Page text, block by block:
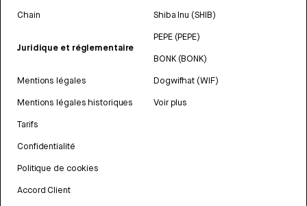
Chain
Juridique et réglementaire
Mentions légales
Mentions légales historiques
Tarifs
Confidentialité
Politique de cookies
Accord Client
Shiba Inu (SHIB)
PEPE (PEPE)
BONK (BONK)
Dogwifhat (WIF)
Voir plus